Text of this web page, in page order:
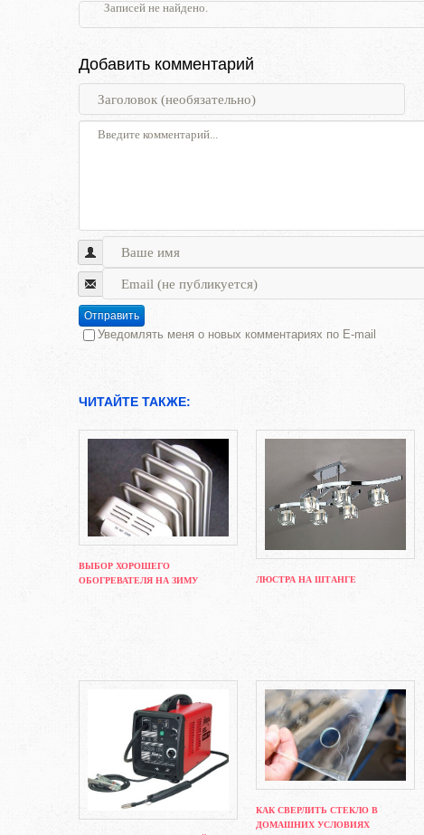
Записей не найдено.
Добавить комментарий
Отправить
Уведомлять меня о новых комментариях по E-mail
ЧИТАЙТЕ ТАКЖЕ:
ВЫБОР ХОРОШЕГО
ОБОГРЕВАТЕЛЯ НА ЗИМУ
ЛЮСТРА НА ШТАНГЕ
КАК СВЕРЛИТЬ СТЕКЛО В
ДОМАШНИХ УСЛОВИЯХ